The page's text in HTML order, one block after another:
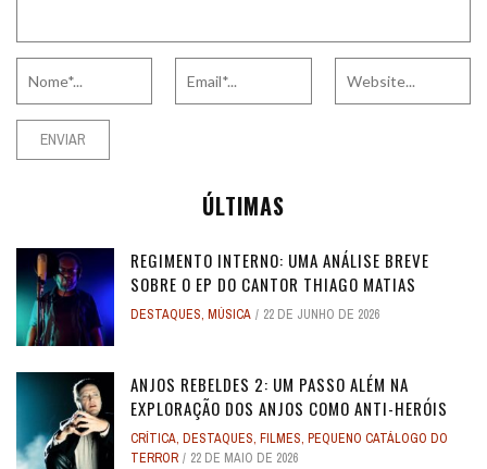
ÚLTIMAS
REGIMENTO INTERNO: UMA ANÁLISE BREVE
SOBRE O EP DO CANTOR THIAGO MATIAS
DESTAQUES, MÚSICA 22 DE JUNHO DE 2026
ANJOS REBELDES 2: UM PASSO ALÉM NA
EXPLORAÇÃO DOS ANJOS COMO ANTI-HERÓIS
CRÍTICA, DESTAQUES, FILMES, PEQUENO CATÁLOGO DO
TERROR
22 DE MAIO DE 2026